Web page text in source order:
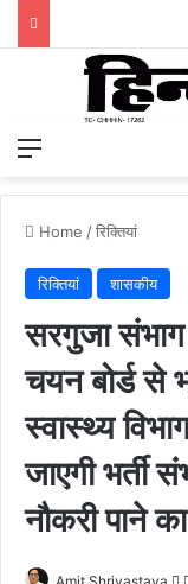
Home /रिक्तियां
रिक्तियां शासकीय
सरगुजा
चयन बोर्ड से
स्वास्थ्य
जाएगी भर्ती
नौकरी पाने